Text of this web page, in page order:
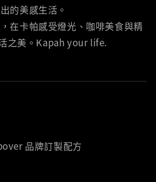
的美感生活。
在卡帕感受燈光、咖啡美食與精
之美。Kapah your life.
品牌訂製配方